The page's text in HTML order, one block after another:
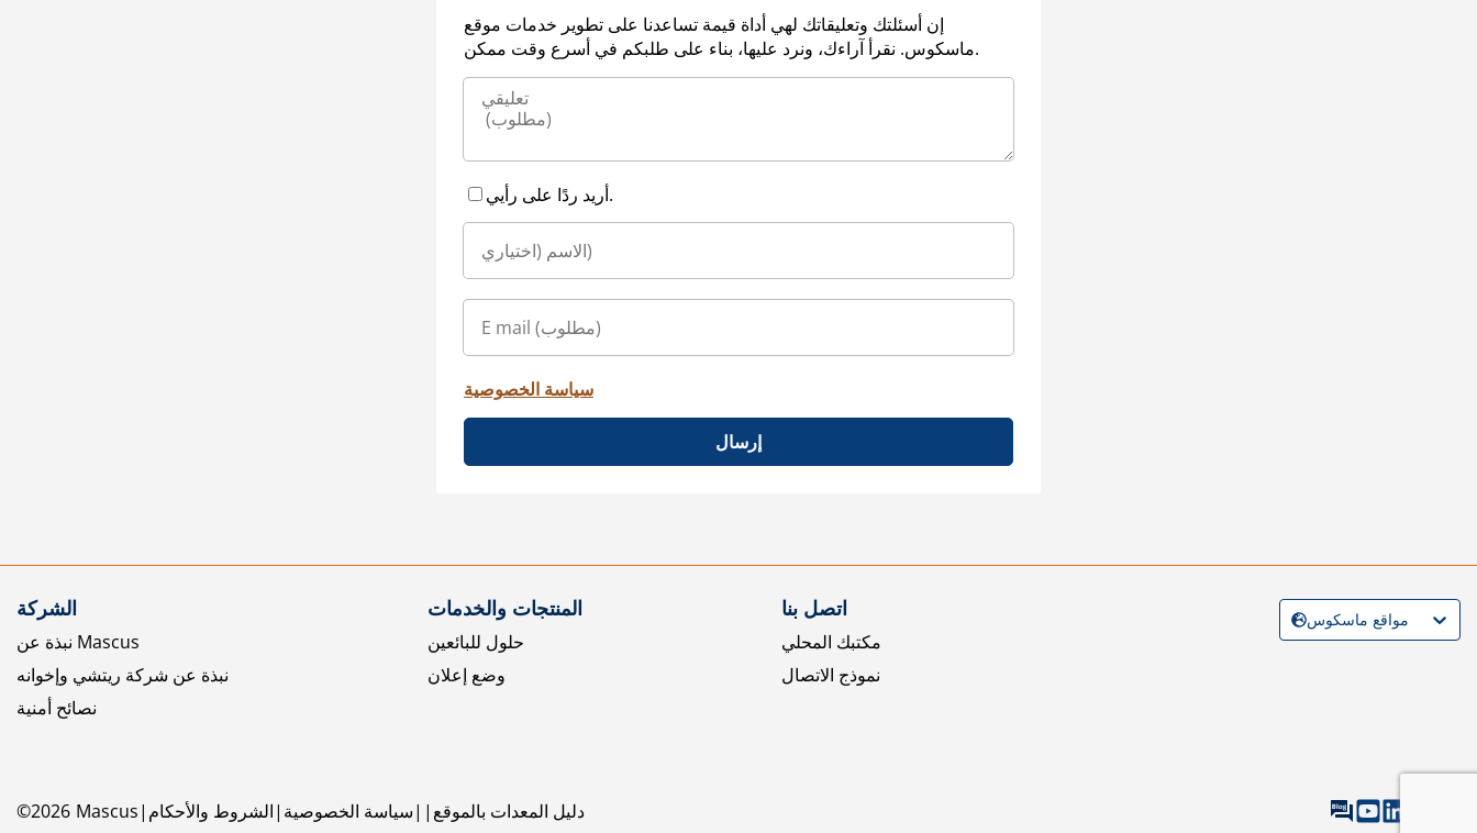
إن أسئلتك وتعليقاتك لهي أداة قيمة تساعدنا على تطوير خدمات موقع
ماسكوس. نقرأ آراءك، ونرد عليها، بناء على طلبكم في أسرع وقت ممكن.
أريد ردًا على رأيي.
سياسة الخصوصية
إرسال
الشركة
نبذة عن Mascus
نبذة عن شركة ريتشي وإخوانه
نصائح أمنية
المنتجات والخدمات
حلول للبائعين
وضع إعلان
اتصل بنا
مكتبك المحلي
نموذج الاتصال
©2026 Mascus الشروط والأحكام سياسة الخصوصية دليل المعدات بالموقع
مواقع ماسكوس